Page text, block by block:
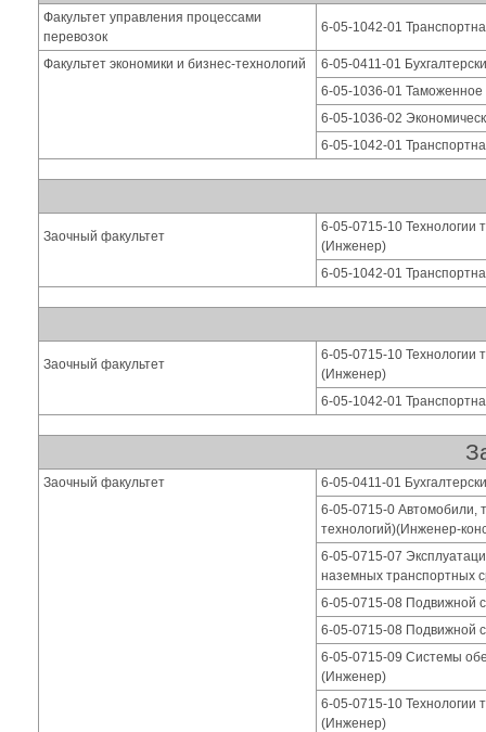
Факультет управления процессами
перевозок
6-05-1042-01
Факультет экономики и бизнес-технологий
6-05-0411-01
6-05-1036-01 Таможенное
6-05-1036-02
6-05-1042-01
Заочный факультет
6-05-0715-10 Технологии
(Инженер)
6-05-1042-01
Заочный факультет
6-05-0715-10 Технологии
(Инженер)
6-05-1042-01
Заочный факультет
6-05-0411-01
6-05-0715-0 Автомобили,
технологий)(Инженер-
6-05-0715-07
наземных транспортных
6-05-0715-08 Подвижной
6-05-0715-08 Подвижной
6-05-0715-09 Системы
(Инженер)
6-05-0715-10 Технологии
(Инженер)